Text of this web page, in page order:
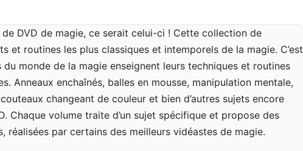
DVD de magie, ce serait celui-ci ! Cette collection de
et routines les plus classiques et intemporels de la magie. C’est
monde de la magie enseignent leurs techniques et routines
Anneaux enchaînés, balles en mousse, manipulation mentale,
changeant de couleur et bien d’autres sujets encore
Chaque volume traite d’un sujet spécifique et propose des
réalisées par certains des meilleurs vidéastes de magie.